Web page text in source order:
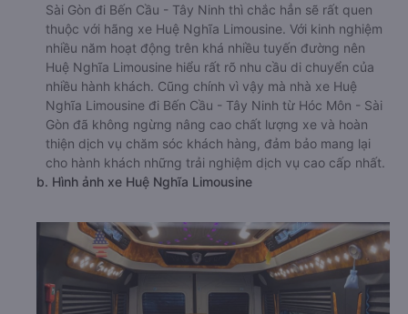
Sài Gòn đi Bến Cầu - Tây Ninh thì chắc hẳn sẽ rất quen
thuộc với hãng xe Huệ Nghĩa Limousine. Với kinh nghiệm
nhiều năm hoạt động trên khá nhiều tuyến đường nên
Huệ Nghĩa Limousine hiểu rất rõ nhu cầu di chuyển của
nhiều hành khách. Cũng chính vì vậy mà nhà xe Huệ
Nghĩa Limousine đi Bến Cầu - Tây Ninh từ Hóc Môn - Sài
Gòn đã không ngừng nâng cao chất lượng xe và hoàn
thiện dịch vụ chăm sóc khách hàng, đảm bảo mang lại
cho hành khách những trải nghiệm dịch vụ cao cấp nhất.
b. Hình ảnh xe Huệ Nghĩa Limousine